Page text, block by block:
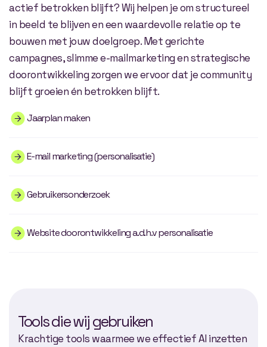
actief betrokken blijft? Wij helpen je om structureel
in beeld te blijven en een waardevolle relatie op te
bouwen met jouw doelgroep. Met gerichte
campagnes, slimme e-mailmarketing en strategische
doorontwikkeling zorgen we ervoor dat je community
blijft groeien én betrokken blijft.
Jaarplan maken
E-mail marketing (personalisatie)
Gebruikersonderzoek
Website doorontwikkeling a.d.h.v personalisatie
Tools die wij gebruiken
Krachtige tools waarmee we effectief AI inzetten